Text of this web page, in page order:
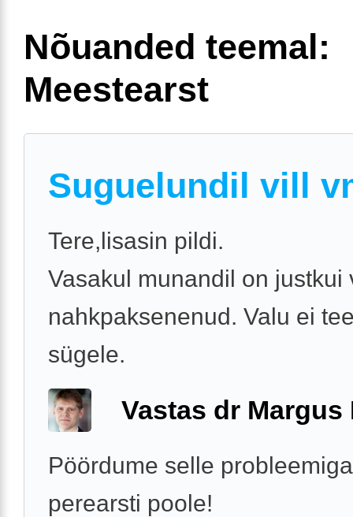
Nõuanded teemal:
Meestearst
Suguelundil vill
Tere,lisasin pildi.
Vasakul munandil on justkui
nahkpaksenenud. Valu ei
sügele.
Vastas dr Margus
Pöördume selle
perearsti poole!